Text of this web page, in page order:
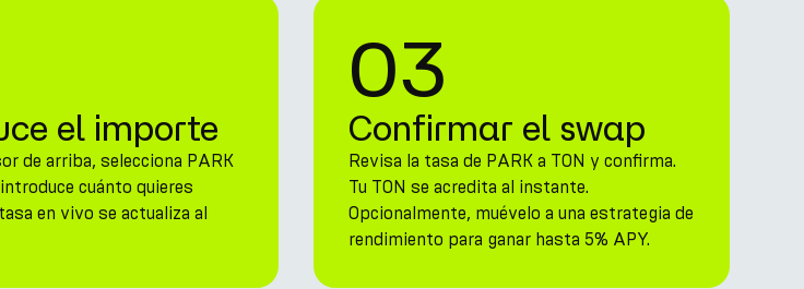
el importe
de arriba, selecciona PARK
cuánto quieres
en vivo se actualiza al
03
Confirmar el swap
Revisa la tasa de PARK a TON y confirma.
Tu TON se acredita al instante.
Opcionalmente, muévelo a una estrategia de
rendimiento para ganar hasta 5% APY.